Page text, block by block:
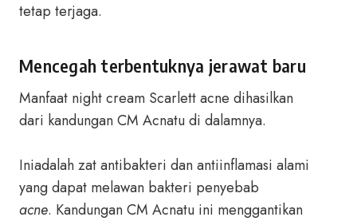
tetap terjaga.
Mencegah terbentuknya jerawat baru
Manfaat night cream Scarlett acne dihasilkan
dari kandungan CM Acnatu di dalamnya.
Iniadalah zat antibakteri dan antiinflamasi alami
yang dapat melawan bakteri penyebab
acne. Kandungan CM Acnatu ini menggantikan